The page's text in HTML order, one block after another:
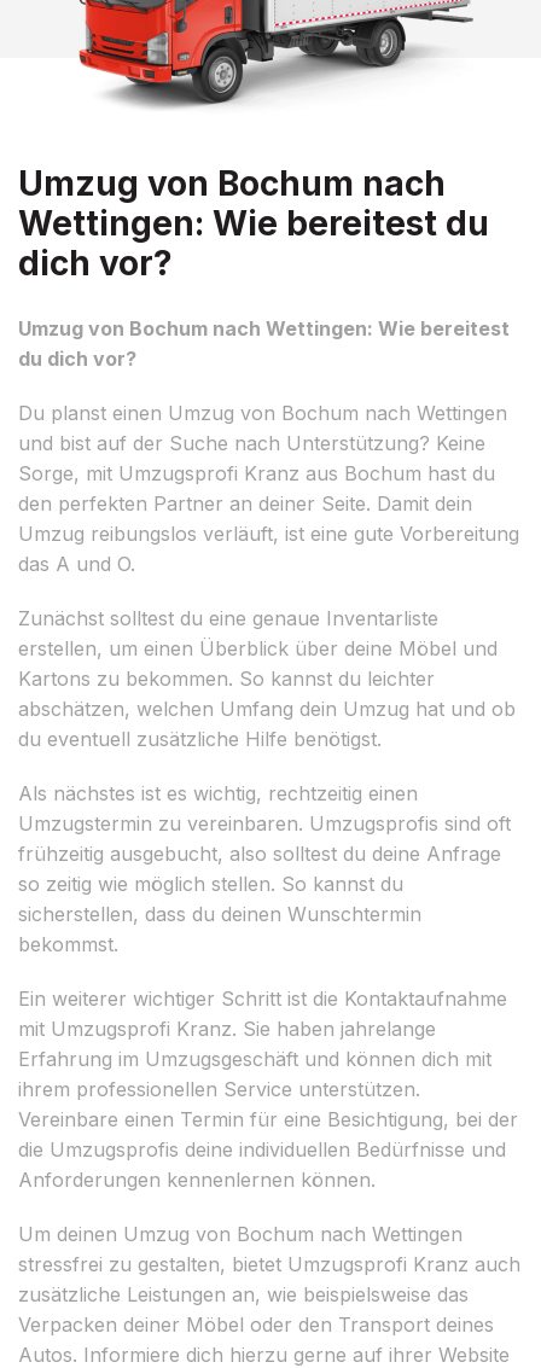
Umzug von Bochum nach
Wettingen: Wie bereitest du
dich vor?
Umzug von Bochum nach Wettingen: Wie bereitest
du dich vor?
Du planst einen Umzug von Bochum nach Wettingen
und bist auf der Suche nach Unterstützung? Keine
Sorge, mit Umzugsprofi Kranz aus Bochum hast du
den perfekten Partner an deiner Seite. Damit dein
Umzug reibungslos verläuft, ist eine gute Vorbereitung
das A und O.
Zunächst solltest du eine genaue Inventarliste
erstellen, um einen Überblick über deine Möbel und
Kartons zu bekommen. So kannst du leichter
abschätzen, welchen Umfang dein Umzug hat und ob
du eventuell zusätzliche Hilfe benötigst.
Als nächstes ist es wichtig, rechtzeitig einen
Umzugstermin zu vereinbaren. Umzugsprofis sind oft
frühzeitig ausgebucht, also solltest du deine Anfrage
so zeitig wie möglich stellen. So kannst du
sicherstellen, dass du deinen Wunschtermin
bekommst.
Ein weiterer wichtiger Schritt ist die Kontaktaufnahme
mit Umzugsprofi Kranz. Sie haben jahrelange
Erfahrung im Umzugsgeschäft und können dich mit
ihrem professionellen Service unterstützen.
Vereinbare einen Termin für eine Besichtigung, bei der
die Umzugsprofis deine individuellen Bedürfnisse und
Anforderungen kennenlernen können.
Um deinen Umzug von Bochum nach Wettingen
stressfrei zu gestalten, bietet Umzugsprofi Kranz auch
zusätzliche Leistungen an, wie beispielsweise das
Verpacken deiner Möbel oder den Transport deines
Autos. Informiere dich hierzu gerne auf ihrer Website